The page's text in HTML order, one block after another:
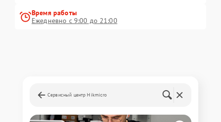
Время работы
Ежедневно с 9:00 до 21:00
Сервисный центр Hikmicro